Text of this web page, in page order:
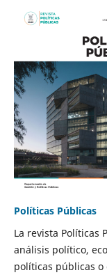
Políticas Públicas
La revista Políticas
análisis político,
políticas públicas